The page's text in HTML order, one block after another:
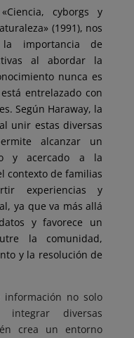
cyborgs y
(1991), nos
importancia de
al abordar la
nunca es
entrelazado con
Según Haraway, la
unir estas diversas
alcanzar un
y acercado a la
contexto de familias
experiencias y
ya que va más allá
y favorece un
la comunidad,
y la resolución de
información no solo
diversas
crea un entorno